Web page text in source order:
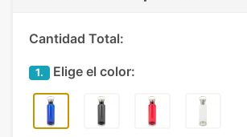
Cantidad Total:
1. Elige el color: